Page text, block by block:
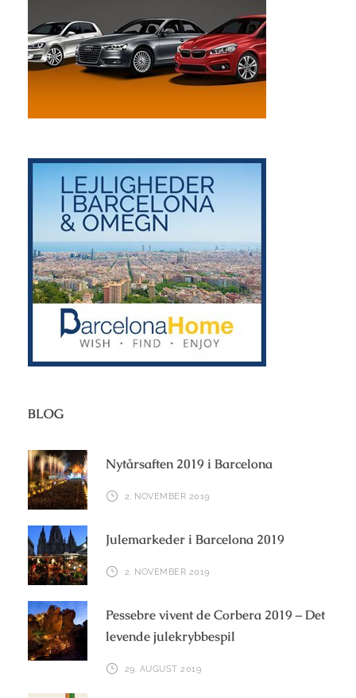
BLOG
Nytårsaften 2019 i Barcelona
2. NOVEMBER 2019
Julemarkeder i Barcelona 2019
2. NOVEMBER 2019
Pessebre vivent de Corbera 2019 – Det
levende julekrybbespil
29. AUGUST 2019